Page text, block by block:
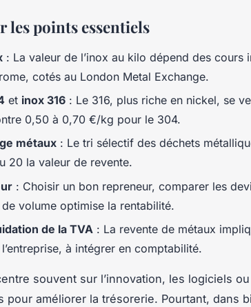
les points essentiels
: La valeur de l’inox au kilo dépend des cours
cotés au London Metal Exchange.
et inox 316 : Le 316, plus riche en nickel, se
0,50 à 0,70 €/kg pour le 304.
métaux : Le tri sélectif des déchets
20 la valeur de revente.
: Choisir un bon repreneur, comparer les
volume optimise la rentabilité.
de la TVA : La revente de métaux
à intégrer en comptabilité.
souvent sur l’innovation, les logiciels
pour améliorer la trésorerie. Pourtant, dans